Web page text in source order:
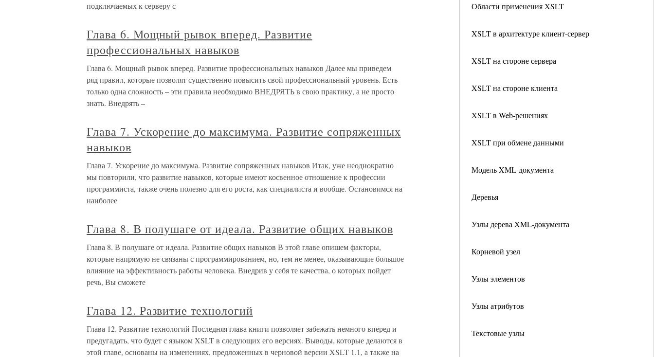
Области применения XSLT
XSLT в архитектуре клиент-сервер
XSLT на стороне сервера
XSLT на стороне клиента
XSLT в Web-решениях
XSLT при обмене данными
Модель XML-документа
Деревья
Узлы дерева XML-документа
Корневой узел
Узлы элементов
Узлы атрибутов
Текстовые узлы
подключаемых к серверу с
Глава 6. Мощный рывок вперед. Развитие
профессиональных навыков
Глава 6. Мощный рывок вперед. Развитие профессиональных навыков Далее мы приведем
ряд правил, которые позволят существенно повысить свой профессиональный уровень. Есть
только одна сложность – эти правила необходимо ВНЕДРЯТЬ в свою практику, а не просто
знать. Внедрять –
Глава 7. Ускорение до максимума. Развитие сопряженных
навыков
Глава 7. Ускорение до максимума. Развитие сопряженных навыков Итак, уже неоднократно
мы повторили, что развитие навыков, которые имеют косвенное отношение к профессии
программиста, также очень полезно для его роста, как специалиста и вообще. Остановимся на
наиболее
Глава 8. В полушаге от идеала. Развитие общих навыков
Глава 8. В полушаге от идеала. Развитие общих навыков В этой главе опишем факторы,
которые напрямую не связаны с программированием, но, тем не менее, оказывающие большое
влияние на эффективность работы человека. Внедрив у себя те качества, о которых пойдет
речь, Вы сможете
Глава 12. Развитие технологий
Глава 12. Развитие технологий Последняя глава книги позволяет забежать немного вперед и
предугадать, что будет с языком XSLT в следующих его версиях. Выводы, которые делаются в
этой главе, основаны на изменениях, предложенных в черновой версии XSLT 1.1, а также на